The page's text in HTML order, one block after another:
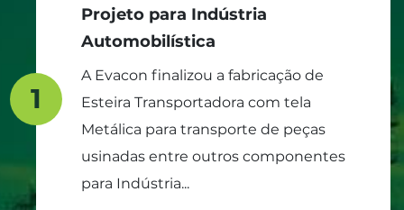
1
Projeto para Indústria
Automobilística
A Evacon finalizou a fabricação de
Esteira Transportadora com tela
Metálica para transporte de peças
usinadas entre outros componentes
para Indústria...
CLIQUE E CONHEÇA O